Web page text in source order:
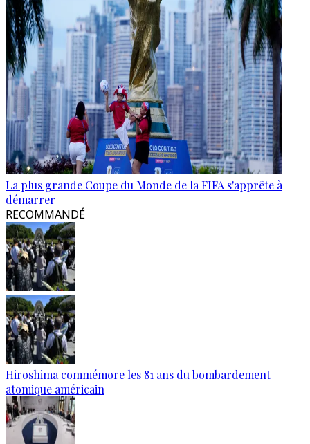
La plus grande Coupe du Monde de la FIFA s'apprête à
démarrer
RECOMMANDÉ
Hiroshima commémore les 81 ans du bombardement
atomique américain